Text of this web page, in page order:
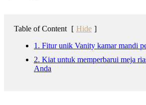
Table of Content [ Hide ]
1. Fitur unik Vanity kamar mandi
2. Kiat untuk memperbarui meja
Anda